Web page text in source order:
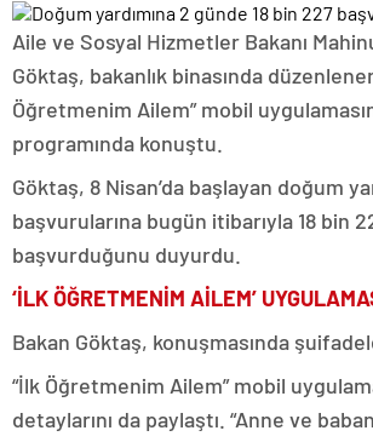
Aile ve Sosyal Hizmetler Bakanı
Göktaş, bakanlık binasında
Öğretmenim Ailem” mobil
programında konuştu.
Göktaş, 8 Nisan’da başlayan doğum
başvurularına bugün itibarıyla 18 bin
başvurduğunu duyurdu.
‘İLK ÖĞRETMENİM AİLEM’
Bakan Göktaş, konuşmasında
“İlk Öğretmenim Ailem” mobil
detaylarını da paylaştı. “Anne ve